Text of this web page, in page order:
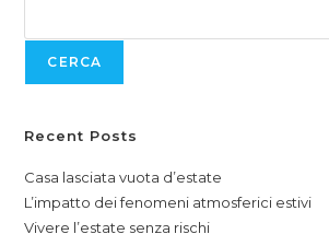
CERCA
Recent Posts
Casa lasciata vuota d’estate
L’impatto dei fenomeni atmosferici estivi
Vivere l’estate senza rischi